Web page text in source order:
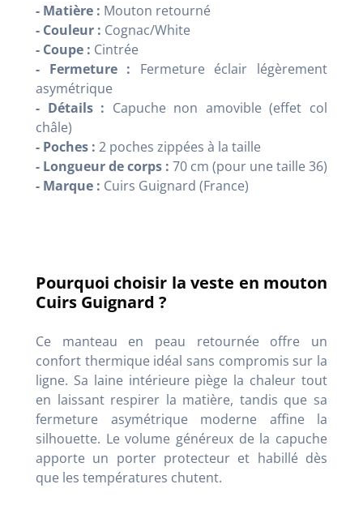
- Matière : Mouton retourné
- Couleur : Cognac/White
- Coupe : Cintrée
- Fermeture : Fermeture éclair légèrement
asymétrique
- Détails : Capuche non amovible (effet col
châle)
- Poches : 2 poches zippées à la taille
- Longueur de corps : 70 cm (pour une taille 36)
- Marque : Cuirs Guignard (France)
Pourquoi choisir la veste en mouton
Cuirs Guignard ?
Ce manteau en peau retournée offre un
confort thermique idéal sans compromis sur la
ligne. Sa laine intérieure piège la chaleur tout
en laissant respirer la matière, tandis que sa
fermeture asymétrique moderne affine la
silhouette. Le volume généreux de la capuche
apporte un porter protecteur et habillé dès
que les températures chutent.